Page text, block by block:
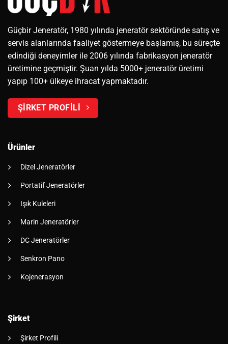
Güçbir Jeneratör, 1980 yılında jeneratör sektöründe satış ve
servis alanlarında faaliyet göstermeye başlamış, bu süreçte
edindiği deneyimler ile 2006 yılında fabrikasyon jeneratör
üretimine geçmiştir. Şuan yılda 5000+ jeneratör üretimi
yapıp 100+ ülkeye ihracat yapmaktadır.
ŞİRKET PROFİLİ
Ürünler
Dizel Jeneratörler
Portatif Jeneratörler
Işık Kuleleri
Marin Jeneratörler
DC Jeneratörler
Senkron Pano
Kojenerasyon
Şirket
Şirket Profili